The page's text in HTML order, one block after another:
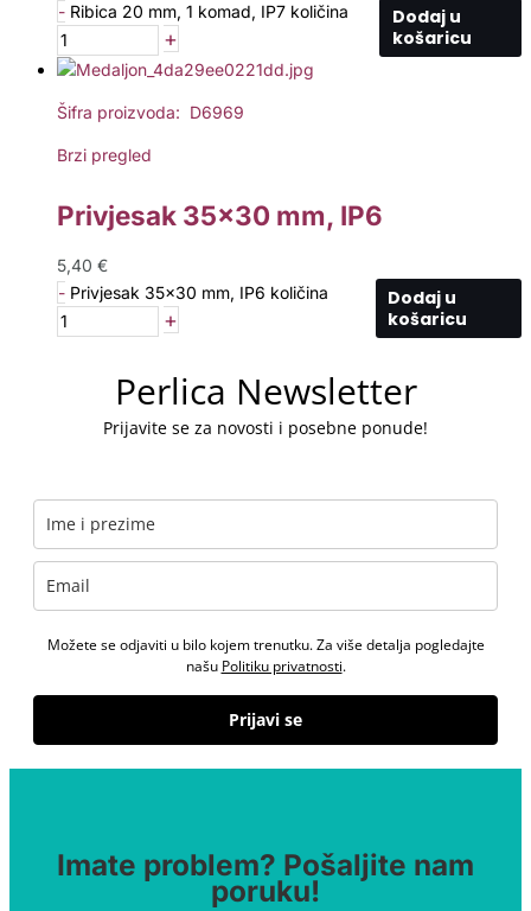
- Ribica 20 mm, 1 komad, IP7 količina
+
Dodaj u
košaricu
Šifra proizvoda: D6969
Brzi pregled
Privjesak 35×30 mm, IP6
5,40 €
- Privjesak 35x30 mm, IP6 količina
+
Dodaj u
košaricu
Perlica Newsletter
Prijavite se za novosti i posebne ponude!
Možete se odjaviti u bilo kojem trenutku. Za više detalja pogledajte
našu Politiku privatnosti.
Prijavi se
Imate problem? Pošaljite nam
poruku!